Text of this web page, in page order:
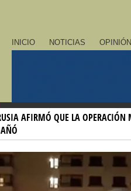
INICIO NOTICIAS
AFIRMÓ QUE LA